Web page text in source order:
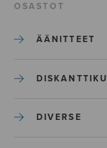
OSASTOT
ÄÄNITTEET
DIVERSE